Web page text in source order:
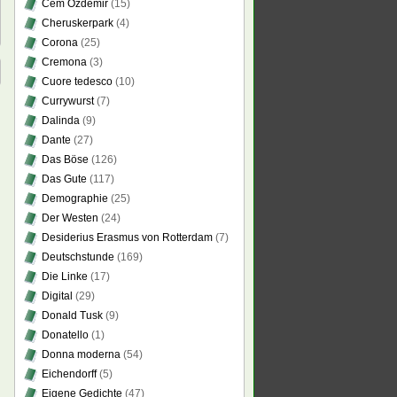
Cem Özdemir (15)
Cheruskerpark (4)
Corona (25)
Cremona (3)
Cuore tedesco (10)
Currywurst(7)
Dalinda (9)
Dante (27)
Das Böse (126)
Das Gute (117)
Demographie (25)
Der Westen (24)
Desiderius Erasmus von Rotterdam (7)
Deutschstunde (169)
Die Linke (17)
Digital (29)
Donald Tusk (9)
Donatello (1)
Donna moderna (54)
Eichendorff(5)
Eigene Gedichte (47)